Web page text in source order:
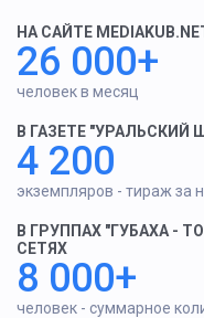
НА САЙТЕ
26 000+
человек в месяц
В ГАЗЕТЕ "УРАЛЬСКИЙ
4 200
экземпляров - тираж за
В ГРУППАХ "ГУБАХА -
СЕТЯХ
8 000+
человек - суммарное